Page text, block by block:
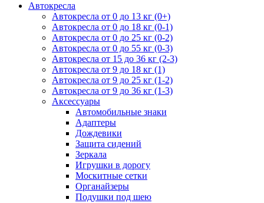
Автокресла
Автокресла от 0 до 13 кг (0+)
Автокресла от 0 до 18 кг (0-1)
Автокресла от 0 до 25 кг (0-2)
Автокресла от 0 до 55 кг (0-3)
Автокресла от 15 до 36 кг (2-3)
Автокресла от 9 до 18 кг (1)
Автокресла от 9 до 25 кг (1-2)
Автокресла от 9 до 36 кг (1-3)
Аксессуары
Автомобильные знаки
Адаптеры
Дождевики
Защита сидений
Зеркала
Игрушки в дорогу
Москитные сетки
Органайзеры
Подушки под шею